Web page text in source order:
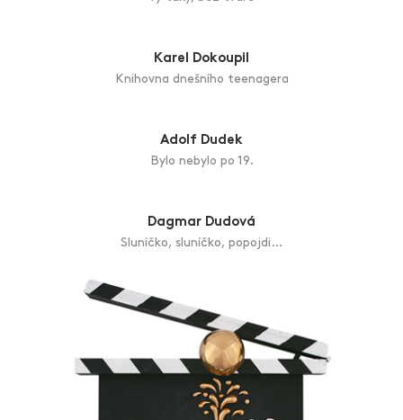
Jarmila Dittrichová
Karel Dokoupil
Knihovna dnešního teenagera
Adolf Dudek